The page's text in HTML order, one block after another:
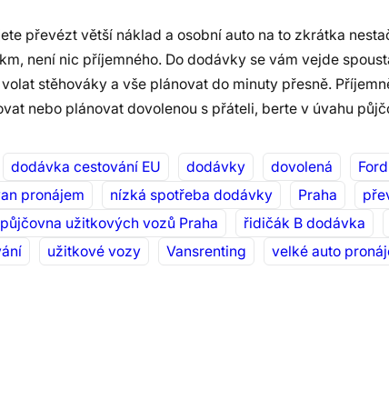
převézt větší náklad a osobní auto na to zkrátka
není nic příjemného. Do dodávky se vám vejde
stěhováky a vše plánovat do minuty přesně.
nebo plánovat dovolenou s přáteli, berte v úvahu
dodávka cestování EU dodávky dovolená
pronájem nízká spotřeba dodávky Praha
půjčovna užitkových vozů Praha řidičák B dodávka
užitkové vozy Vansrenting velké auto